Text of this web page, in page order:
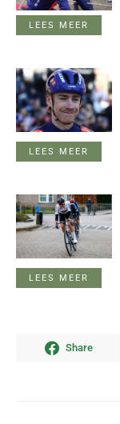
LEES MEER
LEES MEER
LEES MEER
Share